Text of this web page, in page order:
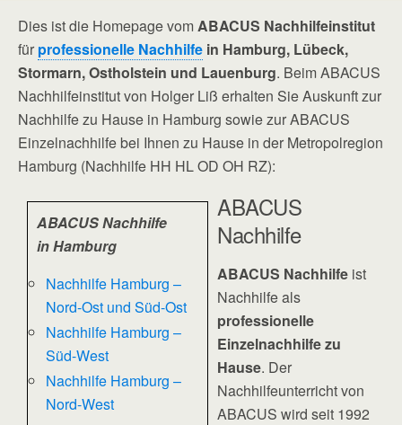
Dies ist die Homepage vomABACUS Nachhilfeinstitut
für professionelle Nachhilfe in Hamburg, Lübeck,
Stormarn, Ostholstein und Lauenburg. Beim ABACUS
Nachhilfeinstitut von Holger Liß erhalten Sie Auskunft zur
Nachhilfe zu Hause in Hamburg sowie zur ABACUS
Einzelnachhilfe bei Ihnen zu Hause in der Metropolregion
Hamburg (Nachhilfe HH HL OD OH RZ):
ABACUS Nachhilfe
in Hamburg
Nachhilfe Hamburg –
Nord-Ost und Süd-Ost
Nachhilfe Hamburg –
Süd-West
Nachhilfe Hamburg –
Nord-West
ABACUS
Nachhilfe
ABACUS Nachhilfe ist
Nachhilfe als
professionelle
Einzelnachhilfe zu
Hause. Der
Nachhilfeunterricht von
ABACUS wird seit 1992